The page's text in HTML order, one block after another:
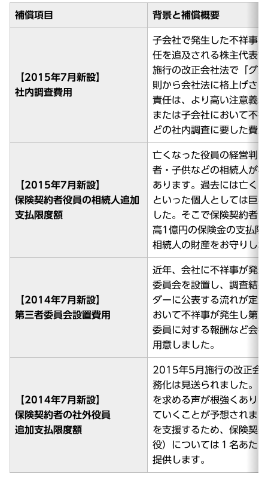
補償項目 背景と補償概要
【2015年7月新設】
社内調査費用
子会社で発生した不祥事
任を追及される株主代表
施行の改正会社法で「グ
則から会社法に格上げさ
責任は、より高い注意義
または子会社において不
どの社内調査に要した費
【2015年7月新設】
保険契約者役員の相続人追加
支払限度額
亡くなった役員の経営判
者・子供などの相続人が
あります。過去には亡く
といった個人としては巨
した。そこで保険契約者
高1億円の保険金の支払限
相続人の財産をお守りし
【2014年7月新設】
第三者委員会設置費用
近年、会社に不祥事が発
委員会を設置し、調査結
ダーに公表する流れが定
おいて不祥事が発生し第
委員に対する報酬など会
用意しました。
【2014年7月新設】
保険契約者の社外役員
追加支払限度額
2015年5月施行の改正会
務化は見送られました。
を求める声が根強くあり
ていくことが予想されま
を支援するため、保険契
役）については１名あた
提供します。